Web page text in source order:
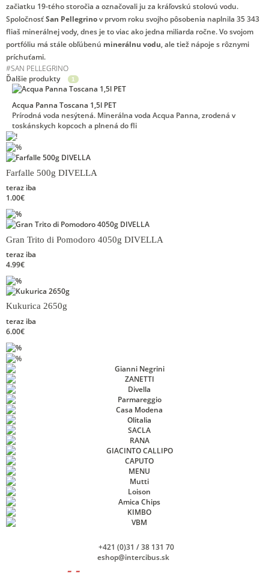
začiatku 19-tého storočia a označovali ju za kráľovskú stolovú vodu.
SpoločnosťSan Pellegrinov prvom roku svojho pôsobenia naplnila 35 343
fliaš minerálnej vody, dnes je to viac ako jedna miliarda ročne. Vo svojom
portfóliu má stále obľúbenú minerálnu vodu, ale tiež nápoje s rôznymi
príchuťami.
#SAN PELLEGRINO
Ďalšie produkty
1
Acqua Panna Toscana 1,5l PET
Prírodná voda nesýtená. Minerálna voda Acqua Panna, zrodená v
toskánskych kopcoch a plnená do fli
Farfalle 500g DIVELLA
teraz iba
1.00€
Gran Trito di Pomodoro 4050g DIVELLA
teraz iba
4.99€
Kukurica 2650g
teraz iba
6.00€
+421 (0)31 / 38 131 70
eshop@intercibus.sk
- -